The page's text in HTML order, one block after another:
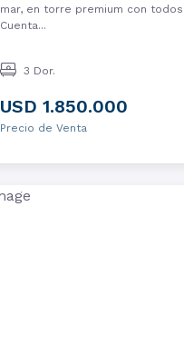
mar, en torre premium con
Cuenta...
3 Dor.
USD 1.850.000
Precio de Venta